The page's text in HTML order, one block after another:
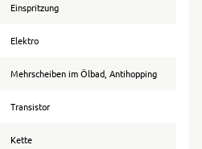
Einspritzung
Elektro
Mehrscheiben im Ölbad, Antihopping
Transistor
Kette